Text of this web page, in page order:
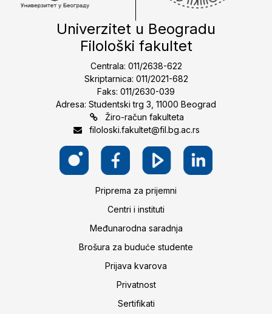
Univerzitet u Beogradu
Filološki fakultet
Centrala: 011/2638-622
Skriptarnica: 011/2021-682
Faks: 011/2630-039
Adresa: Studentski trg 3, 11000 Beograd
Žiro-račun fakulteta
filoloski.fakultet@fil.bg.ac.rs
Priprema za prijemni
Centri i instituti
Međunarodna saradnja
Brošura za buduće studente
Prijava kvarova
Privatnost
Sertifikati